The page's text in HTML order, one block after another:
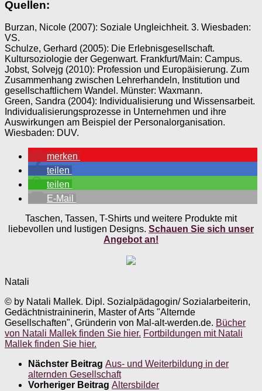
Quellen:
Burzan, Nicole (2007): Soziale Ungleichheit. 3. Wiesbaden:
VS.
Schulze, Gerhard (2005): Die Erlebnisgesellschaft.
Kultursoziologie der Gegenwart. Frankfurt/Main: Campus.
Jobst, Solvejg (2010): Profession und Europäisierung. Zum
Zusammenhang zwischen Lehrerhandeln, Institution und
gesellschaftlichem Wandel. Münster: Waxmann.
Green, Sandra (2004): Individualisierung und Wissensarbeit.
Individualisierungsprozesse in Unternehmen und ihre
Auswirkungen am Beispiel der Personalorganisation.
Wiesbaden: DUV.
merken
teilen
teilen
E-Mail
Taschen, Tassen, T-Shirts und weitere Produkte mit
liebevollen und lustigen Designs. Schauen Sie sich unser
Angebot an!
Natali
© by Natali Mallek. Dipl. Sozialpädagogin/ Sozialarbeiterin,
Gedächtnistraininerin, Master of Arts "Alternde
Gesellschaften", Gründerin von Mal-alt-werden.de. Bücher
von Natali Mallek finden Sie hier. Fortbildungen mit Natali
Mallek finden Sie hier.
Nächster Beitrag Aus- und Weiterbildung in der
alternden Gesellschaft
Vorheriger Beitrag Altersbilder